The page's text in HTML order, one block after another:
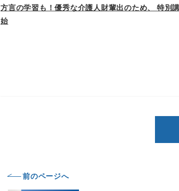
方言の学習も！優秀な介護人財輩出のため、 特別
始
前のページへ